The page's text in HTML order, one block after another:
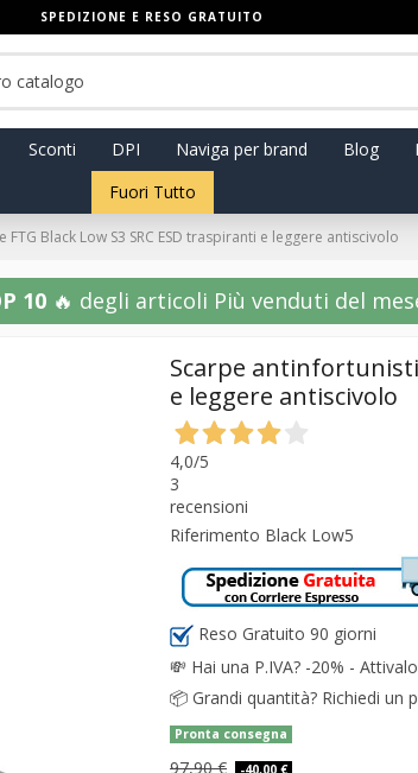
SPEDIZIONE E RESO GRATUITO
Sconti DPI Naviga per brand Blog
Fuori Tutto
Black Low S3 SRC ESD traspiranti e leggere antiscivolo
10🔥 degli articoli Più venduti del
Scarpe
e leggere antiscivolo
4,0/5
3
recensioni
Riferimento Black Low5
Reso Gratuito 90 giorni
💸 Hai una P.IVA? -20% -
📦 Grandi quantità? Richiedi un
Pronta consegna
97,90 €